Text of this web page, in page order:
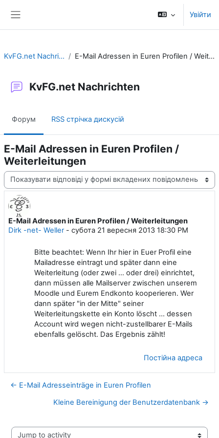
Увійти
KvFG.net Nachrichten E-Mail Adressen in Euren Profilen / Weiterleitungen
KvFG.net Nachrichten
Форум RSS стрічка дискусій
E-Mail Adressen in Euren Profilen /
Weiterleitungen
Тип показу
E-Mail Adressen in Euren Profilen / Weiterleitungen
Dirk -net- Weller- субота 21 вересня 2013 18:30 PM
Кількість відповідей: 0
Bitte beachtet: Wenn Ihr hier in Euer Profil eine
Mailadresse eintragt und später dann eine
Weiterleitung (oder zwei ... oder drei) einrichtet,
dann müssen alle Mailserver zwischen unserem
Moodle und Eurem Endkonto kooperieren. Wer
dann später "in der Mitte" seiner
Weiterleitungskette ein Konto löscht ... dessen
Account wird wegen nicht-zustellbarer E-Mails
ebenfalls gelöscht. Das Ergebnis zählt!
Постійна адреса
← E-Mail Adresseinträge in Euren Profilen
Kleine Bereinigung der Benutzerdatenbank →